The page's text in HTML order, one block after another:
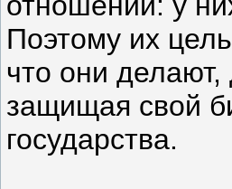
Поэтому их
что они
защищая свой
государства.